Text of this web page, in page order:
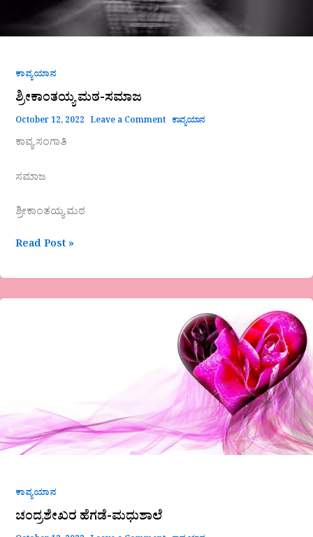
ಕಾವ್ಯಯಾನ
ಶ್ರೀಕಾಂತಯ್ಯ ಮಠ-ಸಮಾಜ
October 12, 2022 Leave a Comment ಕಾವ್ಯಯಾನ
ಕಾವ್ಯ ಸಂಗಾತಿ
ಸಮಾಜ
ಶ್ರೀಕಾಂತಯ್ಯ ಮಠ
Read Post »
ಕಾವ್ಯಯಾನ
ಚಂದ್ರಶೇಖರ ಹೆಗಡೆ-ಮಧುಶಾಲೆ